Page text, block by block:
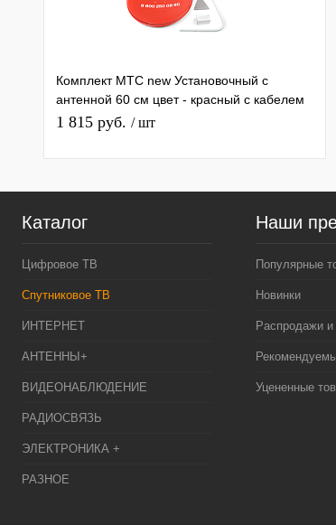
Комплект МТС new Установочный с
антенной 60 см цвет - красный с кабелем
и конвертером
1 815 руб. / шт
Каталог
Цифровое ТВ
Спутниковое ТВ
ИНТЕРНЕТ
АНТЕННЫ+
ВИДЕОНАБЛЮДЕНИЕ
РАДИОСВЯЗЬ
ЭЛЕКТРОНИКА +
РАЗНОЕ
Наши
Популярные
Новинки
Распродажи и
Уцененные